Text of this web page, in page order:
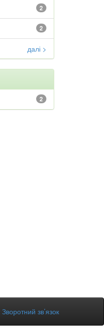
2
2
далі >
2
Зворотний зв’язок